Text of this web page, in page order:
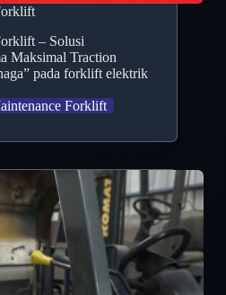
– Solusi
Maksimal Traction
pada forklift elektrik
Forklift